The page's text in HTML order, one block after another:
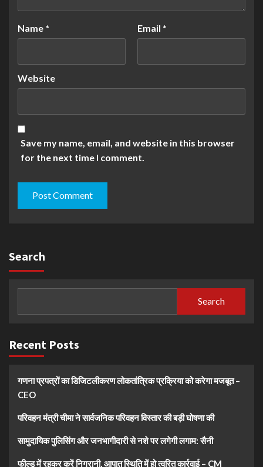
Name * Email *
Website
Save my name, email, and website in this browser
for the next time I comment.
Search
Search
Recent Posts
गणना प्रपत्रों का डिजिटलीकरण लोकतांत्रिक प्रक्रिया को करेगा मजबूत –
CEO
परिवहन मंत्री चीमा ने सार्वजनिक परिवहन विस्तार की बड़ी घोषणा की
सामुदायिक पुलिसिंग और जनभागीदारी से नशे पर लगेगी लगाम: सैनी
फील्ड में रहकर करें निगरानी, आपात स्थिति में हो त्वरित कार्रवाई – CM